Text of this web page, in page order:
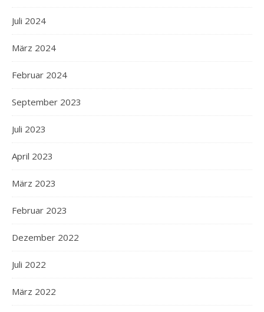
Juli 2024
März 2024
Februar 2024
September 2023
Juli 2023
April 2023
März 2023
Februar 2023
Dezember 2022
Juli 2022
März 2022